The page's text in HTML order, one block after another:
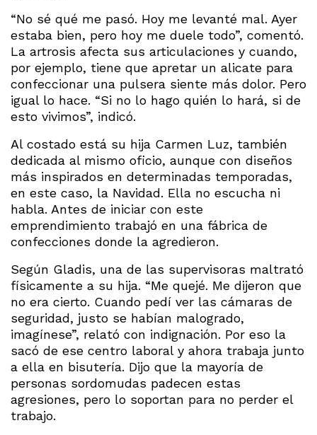
“No sé qué me pasó. Hoy me levanté mal. Ayer
estaba bien, pero hoy me duele todo”, comentó.
La artrosis afecta sus articulaciones y cuando,
por ejemplo, tiene que apretar un alicate para
confeccionar una pulsera siente más dolor. Pero
igual lo hace. “Si no lo hago quién lo hará, si de
esto vivimos”, indicó.
Al costado está su hija Carmen Luz, también
dedicada al mismo oficio, aunque con diseños
más inspirados en determinadas temporadas,
en este caso, la Navidad. Ella no escucha ni
habla. Antes de iniciar con este
emprendimiento trabajó en una fábrica de
confecciones donde la agredieron.
Según Gladis, una de las supervisoras maltrató
físicamente a su hija. “Me quejé. Me dijeron que
no era cierto. Cuando pedí ver las cámaras de
seguridad, justo se habían malogrado,
imagínese”, relató con indignación. Por eso la
sacó de ese centro laboral y ahora trabaja junto
a ella en bisutería. Dijo que la mayoría de
personas sordomudas padecen estas
agresiones, pero lo soportan para no perder el
trabajo.